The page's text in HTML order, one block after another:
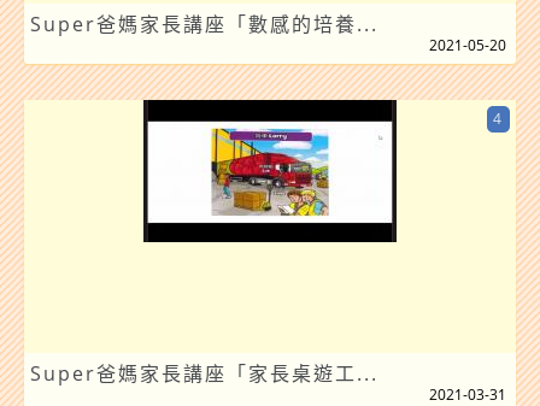
Super爸媽家長講座「數感的培養...
2021-05-20
Super爸媽家長講座「家長桌遊工...
4
2021-03-31